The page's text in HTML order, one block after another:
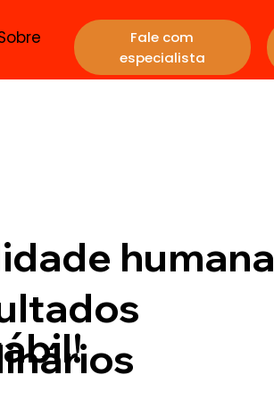
Fale com
especialista
humana